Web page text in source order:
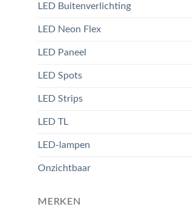
LED Buitenverlichting
LED Neon Flex
LED Paneel
LED Spots
LED Strips
LED TL
LED-lampen
Onzichtbaar
MERKEN